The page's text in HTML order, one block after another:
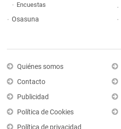
Encuestas
Osasuna
Quiénes somos
Contacto
Publicidad
Política de Cookies